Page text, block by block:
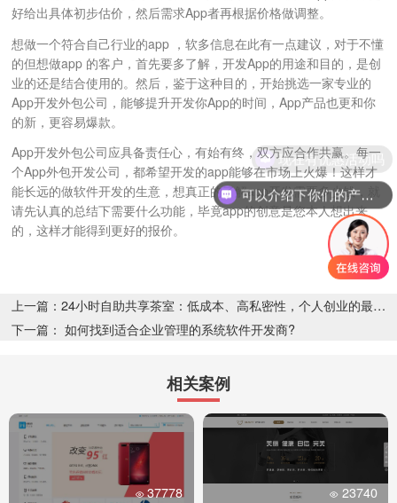
好给出具体初步估价，然后需求App者再根据价格做调整。
想做一个符合自己行业的app ，软多信息在此有一点建议，对于不懂
的但想做app 的客户，首先要多了解，开发App的用途和目的，是创
业的还是结合使用的。然后，鉴于这种目的，开始挑选一家专业的
App开发外包公司，能够提升开发你App的时间，App产品也更和你
的新，更容易爆款。
App开发外包公司应具备责任心，有始有终，双方应合作共赢。每一
个App外包开发公司，都希望开发的app能够在市场上火爆！这样才
能长远的做软件开发的生意，想真正的了解app开发需要多少钱，就
请先认真的总结下需要什么功能，毕竟app的创意是您本人想出来
的，这样才能得到更好的报价。
上一篇：24小时自助共享茶室：低成本、高私密性，个人创业的最佳选择
下一篇： 如何找到适合企业管理的系统软件开发商?
相关案例
37778 23740
可以介绍下你们的产品么
现在有优惠活动吗